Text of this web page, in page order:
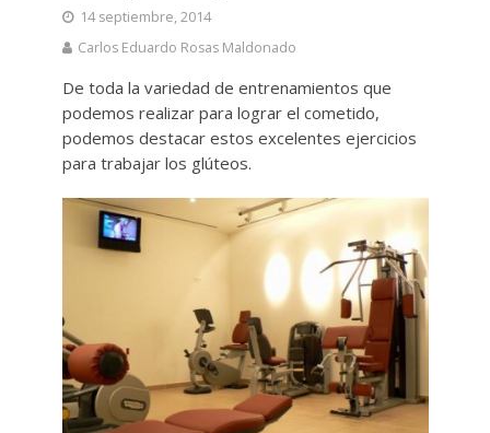
14 septiembre, 2014
Carlos Eduardo Rosas Maldonado
De toda la variedad de entrenamientos que
podemos realizar para lograr el cometido,
podemos destacar estos excelentes ejercicios
para trabajar los glúteos.